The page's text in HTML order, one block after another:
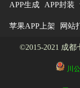
APP生成 APP封装
苹果APP上架 网站
©2015-2021 成都
川